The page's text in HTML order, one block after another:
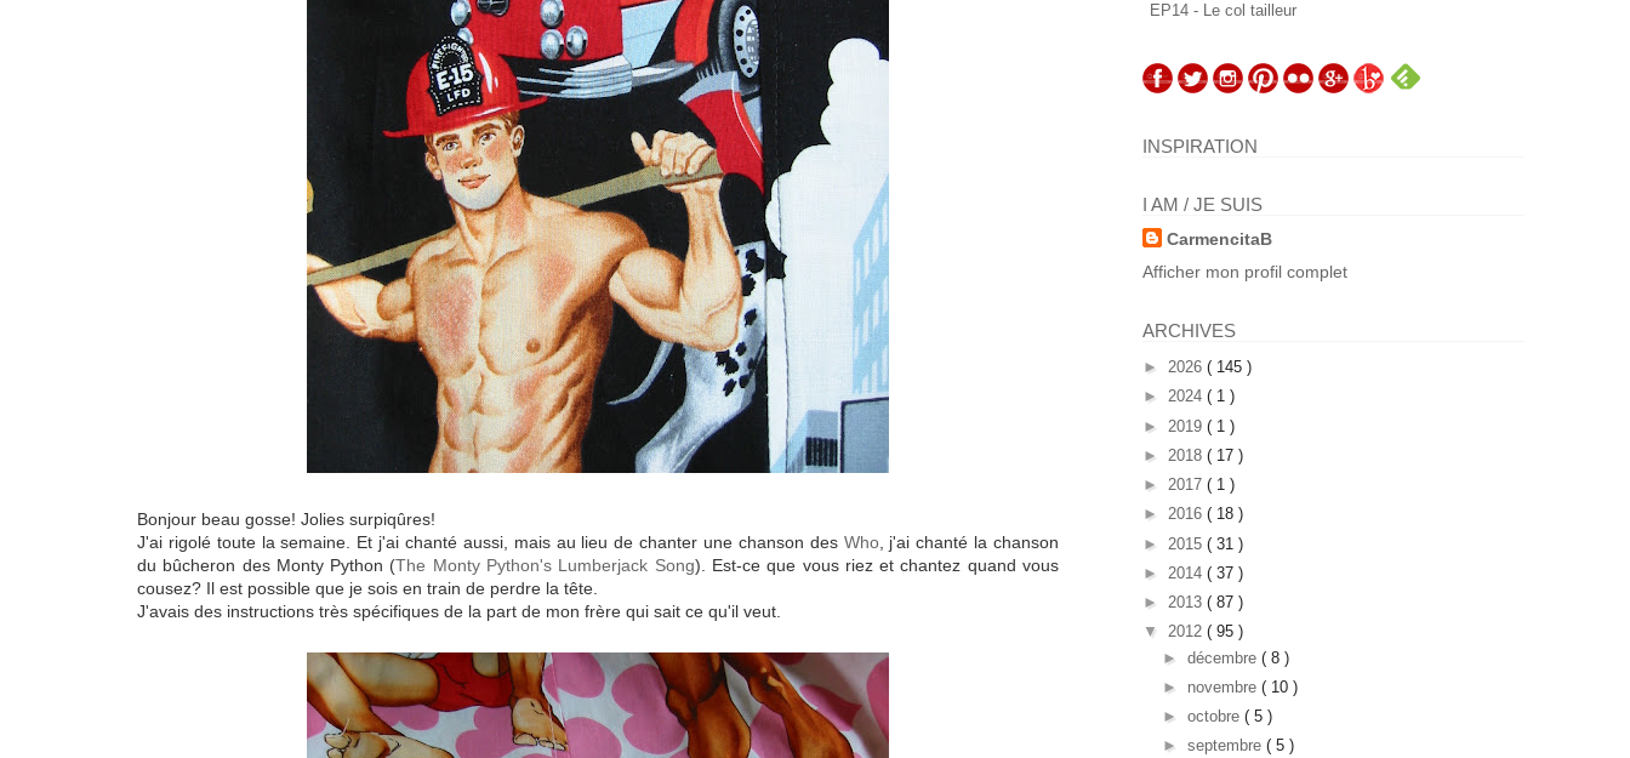
Bonjour beau gosse! Jolies surpiqûres!
J'ai rigolé toute la semaine. Et j'ai chanté aussi, mais au lieu de chanter une chanson des Who, j'ai chanté la chanson
du bûcheron des Monty Python (The Monty Python's Lumberjack Song). Est-ce que vous riez et chantez quand vous
cousez? Il est possible que je sois en train de perdre la tête.
J'avais des instructions très spécifiques de la part de mon frère qui sait ce qu'il veut.
EP14 - Le col tailleur
INSPIRATION
I AM / JE SUIS
CarmencitaB
Afficher mon profil complet
ARCHIVES
► 2026 ( 145 )
► 2024 ( 1 )
► 2019 ( 1 )
► 2018 ( 17 )
► 2017 ( 1 )
► 2016 ( 18 )
► 2015 ( 31 )
► 2014 ( 37 )
► 2013 ( 87 )
▼ 2012 ( 95 )
► décembre ( 8 )
► novembre ( 10 )
► octobre ( 5 )
► septembre ( 5 )